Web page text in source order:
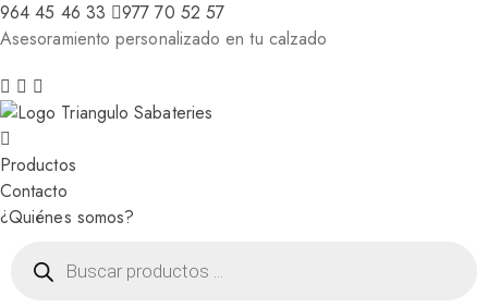
964 45 46 33
977 70 52 57
Asesoramiento personalizado en tu calzado
Productos
Contacto
¿Quiénes somos?
productos